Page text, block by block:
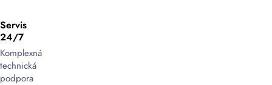
väčšou
dĺžkou,
ako
sú
rúry,
Servis
24/7
Komplexná
technická
podpora